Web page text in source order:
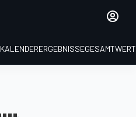
KALENDERERGEBNISSE